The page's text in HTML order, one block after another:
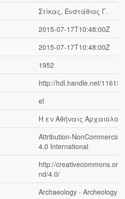
Στίκας, Ευστάθιος Γ.
2015-07-17T10:48:00Z
2015-07-17T10:48:00Z
1952
http://hdl.handle.net/11615/
el
Η εν Αθήναις
Attribution-
4.0 International
http://
nd/4.0/
Archaeology - Archeology